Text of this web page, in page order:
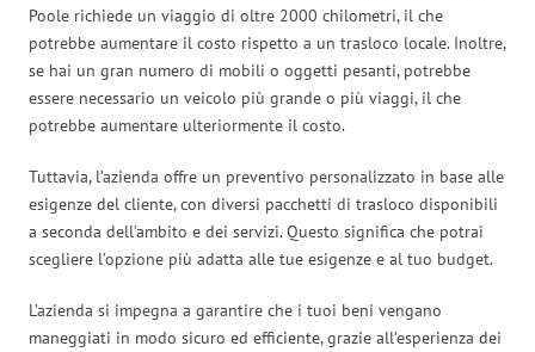
Poole richiede un viaggio di oltre 2000 chilometri, il che
potrebbe aumentare il costo rispetto a un trasloco locale. Inoltre,
se hai un gran numero di mobili o oggetti pesanti, potrebbe
essere necessario un veicolo più grande o più viaggi, il che
potrebbe aumentare ulteriormente il costo.
Tuttavia, l’azienda offre un preventivo personalizzato in base alle
esigenze del cliente, con diversi pacchetti di trasloco disponibili
a seconda dell’ambito e dei servizi. Questo significa che potrai
scegliere l’opzione più adatta alle tue esigenze e al tuo budget.
L’azienda si impegna a garantire che i tuoi beni vengano
maneggiati in modo sicuro ed efficiente, grazie all’esperienza dei